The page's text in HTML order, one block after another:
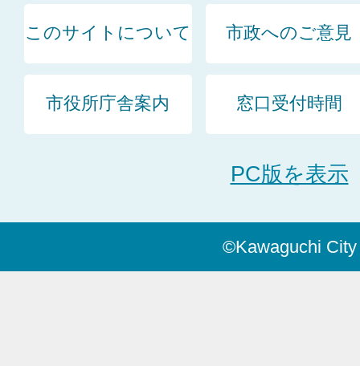
このサイトについて 市政へのご意見
市役所庁舎案内 窓口受付時間
PC版を表示
©Kawaguchi City